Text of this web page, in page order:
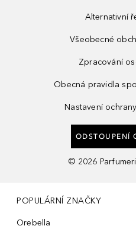
Alternativní
Všeobecné
Zpracování
Obecná pravidla
Nastavení
ODSTOUPENÍ
© 2026
POPULÁRNÍ ZNAČKY
Orebella